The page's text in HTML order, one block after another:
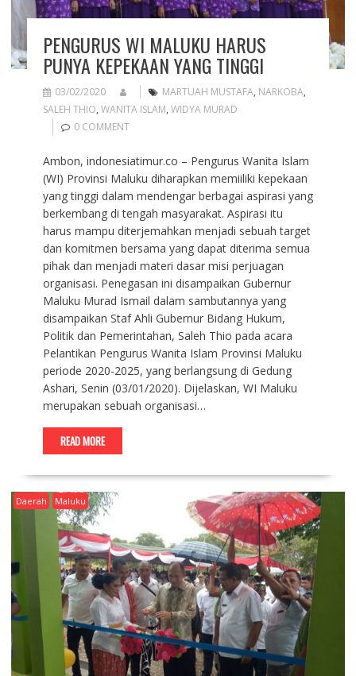
PENGURUS WI MALUKU HARUS
PUNYA KEPEKAAN YANG TINGGI
03/02/2020 MARTUAH MUSTAFA, NARKOBA,
SALEH THIO, WANITA ISLAM, WIDYA MURAD
0 COMMENT
Ambon, indonesiatimur.co – Pengurus Wanita Islam
(WI) Provinsi Maluku diharapkan memiiliki kepekaan
yang tinggi dalam mendengar berbagai aspirasi yang
berkembang di tengah masyarakat. Aspirasi itu
harus mampu diterjemahkan menjadi sebuah target
dan komitmen bersama yang dapat diterima semua
pihak dan menjadi materi dasar misi perjuagan
organisasi. Penegasan ini disampaikan Gubernur
Maluku Murad Ismail dalam sambutannya yang
disampaikan Staf Ahli Gubernur Bidang Hukum,
Politik dan Pemerintahan, Saleh Thio pada acara
Pelantikan Pengurus Wanita Islam Provinsi Maluku
periode 2020-2025, yang berlangsung di Gedung
Ashari, Senin (03/01/2020). Dijelaskan, WI Maluku
merupakan sebuah organisasi…
READ MORE
Daerah Maluku